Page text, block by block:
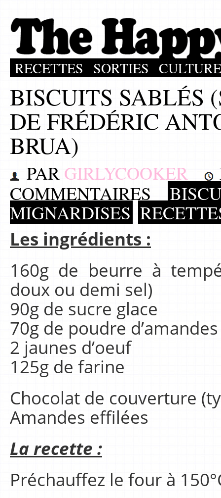
RECETTES SORTIES CULTURE
BISCUITS SABLÉS
DE FRÉDÉRIC
BRUA)
PAR GIRLYCOOKER
COMMENTAIRES
MIGNARDISES
Les ingrédients :
160g de beurre à
doux ou demi sel)
90g de sucre glace
70g de poudre d’amandes
2 jaunes d’oeuf
125g de farine
Chocolat de couverture
Amandes effilées
La recette :
Préchauffez le four à